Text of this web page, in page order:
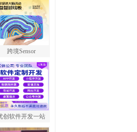
跨境Sensor
创软件开发一站